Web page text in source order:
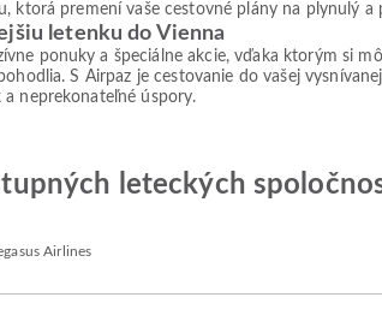
ktorá premení vaše cestovné plány na plynulý a
letenku do Vienna
ponuky a špeciálne akcie, vďaka ktorým si
S Airpaz je cestovanie do vašej
a neprekonateľné úspory.
leteckých
Airlines